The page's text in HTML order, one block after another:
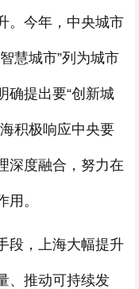
。今年，中央城市
慧城市”列为城市
确提出要“创新城
积极响应中央要
深度融合，努力在
。
，上海大幅提升
、推动可持续发